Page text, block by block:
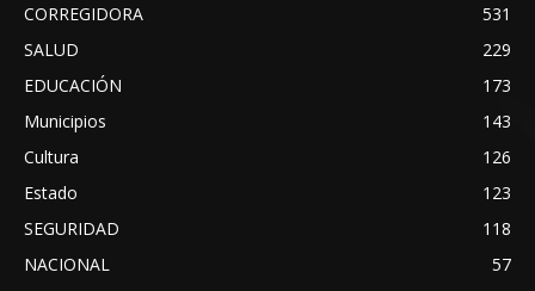
CORREGIDORA
531
SALUD
229
EDUCACIÓN
173
Municipios
143
Cultura
126
Estado
123
SEGURIDAD
118
NACIONAL
57